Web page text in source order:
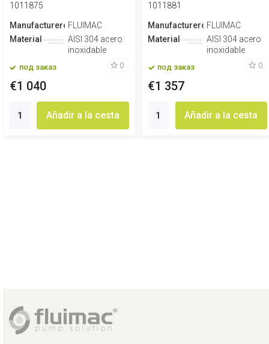
1011875
Manufacturero FLUIMAC
Material
AISI 304 acero
inoxidable
под заказ 0
€1 040
Añadir a la cesta
1011881
Manufacturero FLUIMAC
Material
AISI 304 acero
inoxidable
под заказ 0
€1 357
Añadir a la cesta